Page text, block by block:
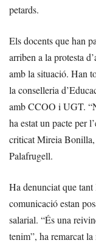
petards.
Els docents que han
arriben a la protesta
amb la situació. Han
la conselleria
amb CCOO i UGT.
ha estat un pacte per
criticat Mireia
Palafrugell.
Ha denunciat que
comunicació estan
salarial. “És una
tenim”, ha remarcat